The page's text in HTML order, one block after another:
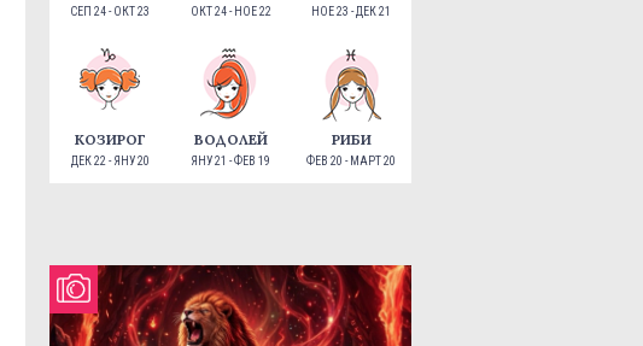
СЕП 24 - ОКТ 23 ОКТ 24 - НОЕ 22 НОЕ 23 - ДЕК 21
КОЗИРОГ
ДЕК 22 - ЯНУ 20
ВОДОЛЕЙ
ЯНУ 21 - ФЕВ 19
РИБИ
ФЕВ 20 - МАРТ 20